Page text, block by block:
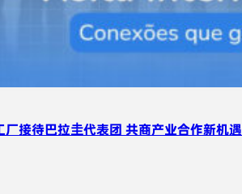
厂接待巴拉圭代表团 共商产业合作新机遇